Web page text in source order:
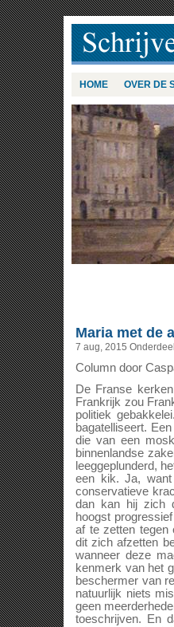
HOME OVER DE
Maria met de
7 aug, 2015
Column door
De Franse
Frankrijk zou
politiek
bagatelliseert.
die van een
binnenlandse
leeggeplunderd,
een kik. Ja,
conservatieve
dan kan hij zich
hoogst
af te zetten tegen
dit zich afzetten
wanneer deze
kenmerk van het
beschermer van
natuurlijk niets
geen
toeschrijven. En